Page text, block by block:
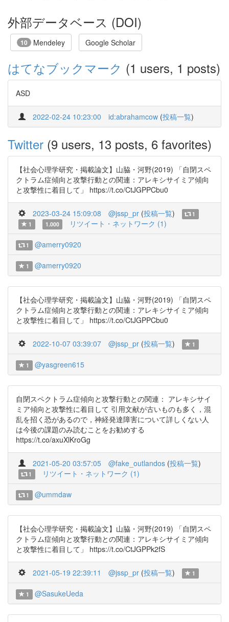
外部データベース (DOI)
10 Mendeley Google Scholar
はてなブックマーク (1 users, 1 posts)
ASD
2022-02-24 10:23:00 id:abrahamcow (投稿一覧)
Twitter (9 users, 13 posts, 6 favorites)
【社会心理学研究・掲載論文】山脇・河野(2019) 「自閉スペ
クトラム症傾向と攻撃行動との関連：アレキシサイミア傾向
と攻撃性に着目して」 https://t.co/CtJGPPCbu0
2023-03-24 15:09:08 @jssp_pr (投稿一覧)
1
1
1.000 リツイート・ネットワーク (1)
1 @amerry0920
1 @amerry0920
【社会心理学研究・掲載論文】山脇・河野(2019) 「自閉スペ
クトラム症傾向と攻撃行動との関連：アレキシサイミア傾向
と攻撃性に着目して」 https://t.co/CtJGPPCbu0
2022-10-07 03:39:07 @jssp_pr (投稿一覧) 1
1 @yasgreen615
自閉スペクトラム症傾向と攻撃行動との関連： アレキシサイ
ミア傾向と攻撃性に着目して 引用文献が古いものも多く，混
乱を招く恐があるので，神経発達障害について詳しくない人
は今後の課題のみ読むことをお勧めする
https://t.co/axuXlKroGg
2021-05-20 03:57:05 @fake_outlandos (投稿一覧)
1 リツイート・ネットワーク (1)
1 @ummdaw
【社会心理学研究・掲載論文】山脇・河野(2019) 「自閉スペ
クトラム症傾向と攻撃行動との関連：アレキシサイミア傾向
と攻撃性に着目して」 https://t.co/CtJGPPk2fS
2021-05-19 22:39:11 @jssp_pr (投稿一覧) 1
1 @SasukeUeda